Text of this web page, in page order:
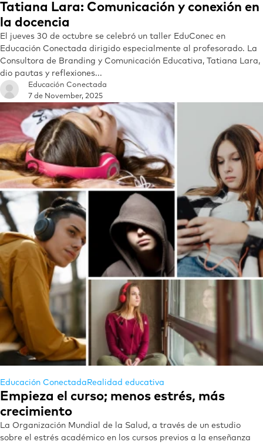
Tatiana Lara: Comunicación y conexión en
la docencia
El jueves 30 de octubre se celebró un taller EduConec en
Educación Conectada dirigido especialmente al profesorado. La
Consultora de Branding y Comunicación Educativa, Tatiana Lara,
dio pautas y reflexiones...
Educación Conectada
7 de November, 2025
Educación Conectada Realidad educativa
Empieza el curso; menos estrés, más
crecimiento
La Organización Mundial de la Salud, a través de un estudio
sobre el estrés académico en los cursos previos a la enseñanza